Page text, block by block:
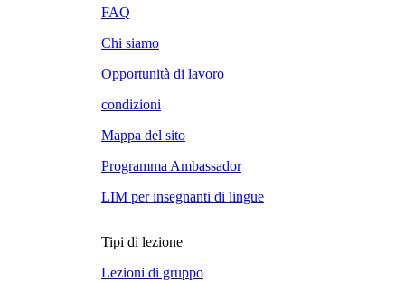
FAQ
Chi siamo
Opportunità di lavoro
condizioni
Mappa del sito
Programma Ambassador
LIM per insegnanti di lingue
Tipi di lezione
Lezioni di gruppo